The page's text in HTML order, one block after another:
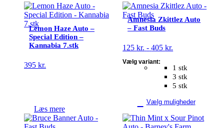
Lemon Haze Auto –
Special Edition –
Kannabia 7.stk
395 kr.
Læs mere
Amnesia Zkittlez Auto
– Fast Buds
125kr. - 405kr.
til
405 kr.
1 stk
3 stk
5 stk
Vælg variant:
Vælg muligheder
Dette
vare
har
flere
Mulighederne
kan
vælges
Dette
Dette